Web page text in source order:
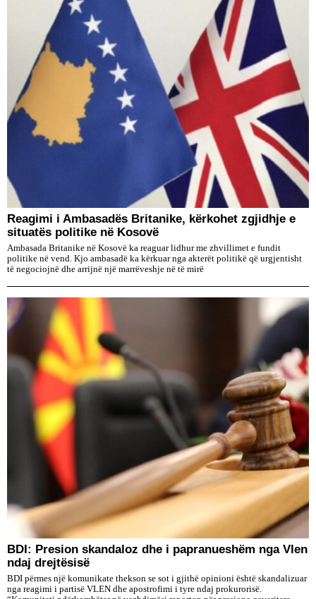
​Reagimi i Ambasadës Britanike, kërkohet zgjidhje e
situatës politike në Kosovë
Ambasada Britanike në Kosovë ka reaguar lidhur me zhvillimet e fundit
politike në vend. Kjo ambasadë ka kërkuar nga akterët politikë që urgjentisht
të negociojnë dhe arrijnë një marrëveshje në të mirë
BDI: Presion skandaloz dhe i papranueshëm nga Vlen
ndaj drejtësisë
BDI përmes një komunikate thekson se sot i gjithë opinioni është skandalizuar
nga reagimi i partisë VLEN dhe apostrofimi i tyre ndaj prokurorisë.